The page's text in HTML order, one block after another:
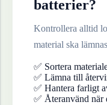
batterier?
Kontrollera alltid
material ska
✅ Sortera
✅ Lämna till
✅ Hantera farligt
✅ Återanvänd när